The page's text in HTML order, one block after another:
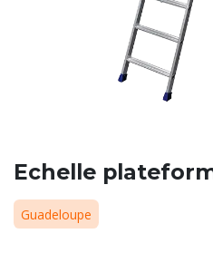
Echelle
Guadeloupe